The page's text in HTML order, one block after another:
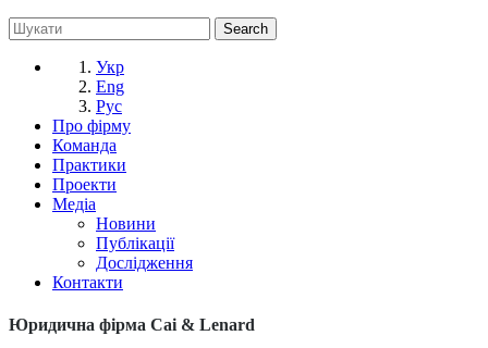
Укр
Eng
Рус
Про фірму
Команда
Практики
Проекти
Медіа
Новини
Публікації
Дослідження
Контакти
Юридична фірма Cai & Lenard